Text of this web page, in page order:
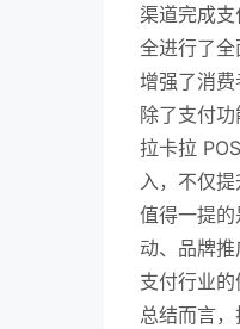
渠道完成
全进行了
增强了消费
除了支付
拉卡拉
入，不仅
值得一提
动、品牌
支付行业的
总结而言